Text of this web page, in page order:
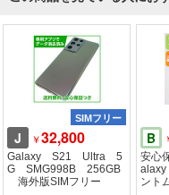
SIMフリー
J ￥32,800
Galaxy S21 Ultra 5
G SMG998B 256GB
海外版SIMフリー
B
安心
alaxy
ント